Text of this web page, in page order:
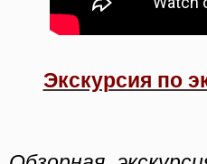
Экскурсия по